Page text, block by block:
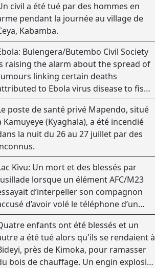
civil a été tué par des hommes en
pendant la journée au village de
Kabamba.
Bulengera/Butembo Civil Society
raising the alarm about the spread of
linking certain deaths
to Ebola virus disease to fish
poste de santé privé Mapendo, situé
Kamuyeye (Kyaghala), a été incendié
la nuit du 26 au 27 juillet par des
Kivu: Un mort et des blessés par
lorsque un élément AFC/M23
d’interpeller son compagnon
d’avoir volé le téléphone d’un
à bord du bateau La Manne du
enfants ont été blessés et un
a été tué alors qu'ils se rendaient à
près de Kimoka, pour ramasser
bois de chauffage. Un engin explosif,